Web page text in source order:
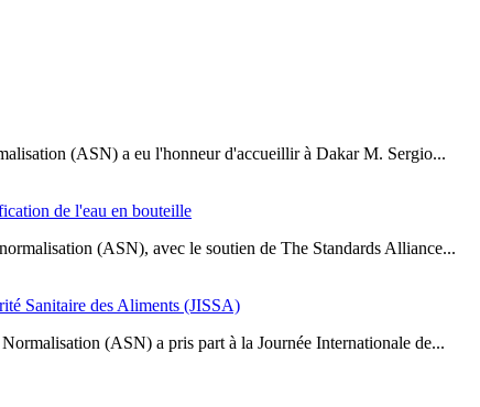
(ASN) a eu l'honneur d'accueillir à Dakar M. Sergio...
de l'eau en bouteille
(ASN), avec le soutien de The Standards Alliance...
Sanitaire des Aliments (JISSA)
(ASN) a pris part à la Journée Internationale de...